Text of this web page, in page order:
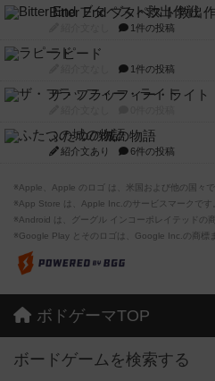
Bitter End ブタペスト救出
1件の投稿
ラピード
1件の投稿
ザ・フラッフィー・ライト
ふたつの城の物語
紹介文あり 6件の投稿
※Apple、Apple のロゴ は、米国および他の国々
※App Store は、Apple Inc.のサービスマークです
※Android は、グーグル インコーポレイテッドの
※Google Play とそのロゴは、Google Inc.の商標
ボドゲーマTOP
ボードゲームを検索する